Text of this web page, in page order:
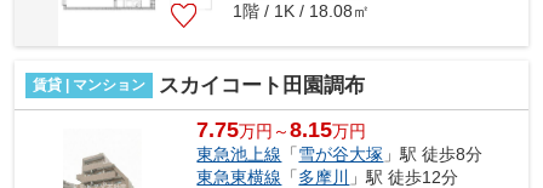
1階 / 1K / 18.08㎡
賃貸 | マンション スカイコート田園調布
7.75万円～8.15万円
東急池上線 「雪が谷大塚 」駅 徒歩8分
東急東横線 「多摩川 」駅 徒歩12分